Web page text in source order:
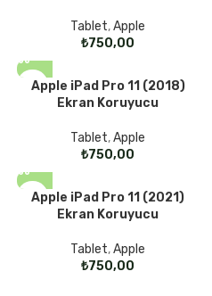
Tablet,Apple
₺
Apple iPad Pro 11 (2018)
Ekran Koruyucu
Tablet,Apple
₺
Apple iPad Pro 11 (2021)
Ekran Koruyucu
Tablet,Apple
₺